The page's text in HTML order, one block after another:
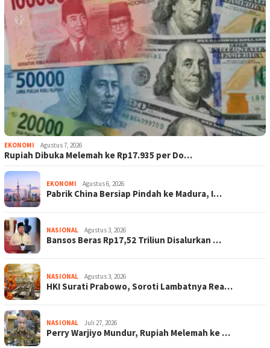
EKONOMI Agustus 7, 2026
Rupiah Dibuka Melemah ke Rp17.935 per Do…
EKONOMI Agustus 6, 2026
Pabrik China Bersiap Pindah ke Madura, I…
NASIONAL Agustus 3, 2026
Bansos Beras Rp17,52 Triliun Disalurkan …
NASIONAL Agustus 3, 2026
HKI Surati Prabowo, Soroti Lambatnya Rea…
NASIONAL Juli 27, 2026
Perry Warjiyo Mundur, Rupiah Melemah ke …